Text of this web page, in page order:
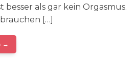
als gar kein Orgasmus.
[…]
→